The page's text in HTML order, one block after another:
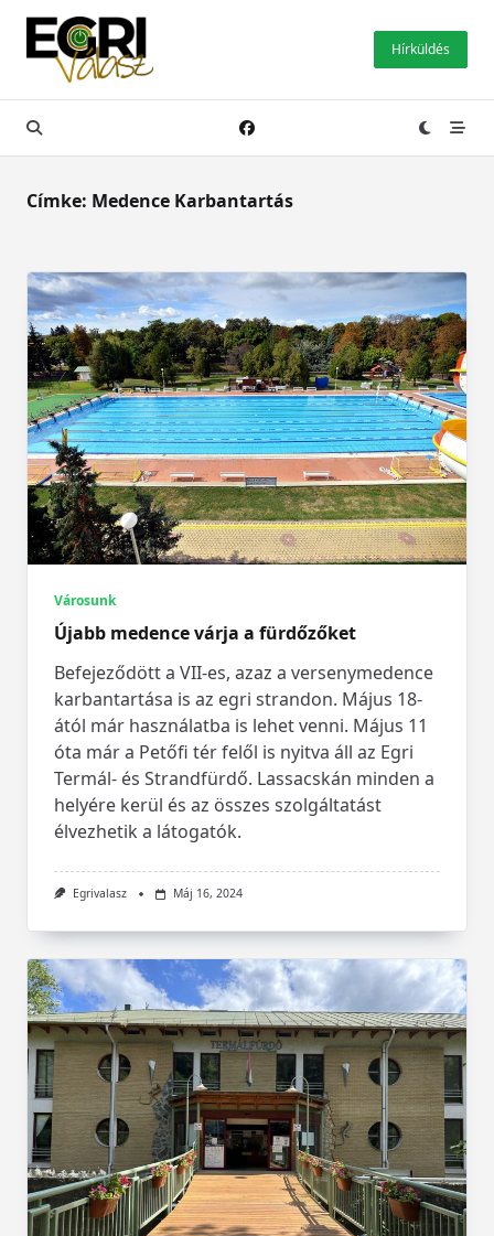
Skip
content
Hírküldés
Címke: Medence Karbantartás
Városunk
Újabb medence várja a fürdőzőket
Befejeződött a VII-es, azaz a versenymedence
karbantartása is az egri strandon. Május 18-
ától már használatba is lehet venni. Május 11
óta már a Petőfi tér felől is nyitva áll az Egri
Termál- és Strandfürdő. Lassacskán minden a
helyére kerül és az összes szolgáltatást
élvezhetik a látogatók.
Egrivalasz Máj 16, 2024